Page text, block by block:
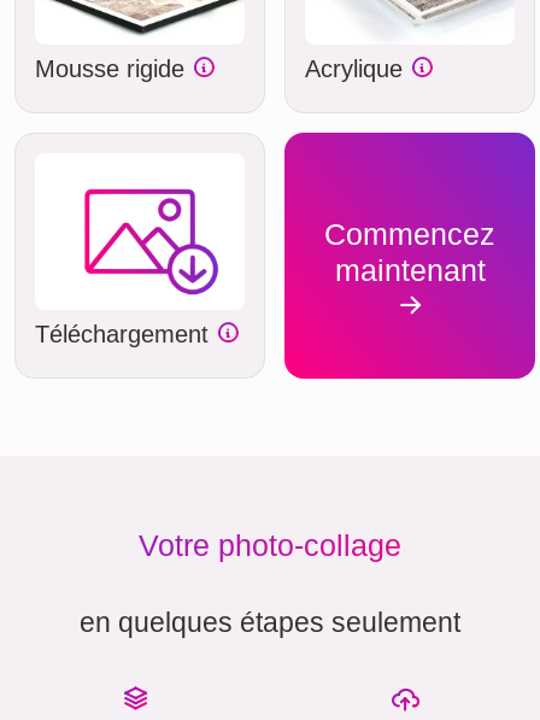
Mousse rigide Acrylique
Téléchargement
Commencez
maintenant
Votre photo-collage
en quelques étapes seulement